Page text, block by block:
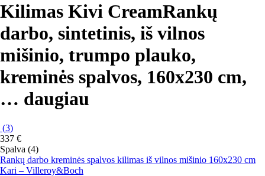
Kilimas Kivi CreamRankų
darbo, sintetinis, iš vilnos
mišinio, trumpo plauko,
kreminės spalvos, 160x230 cm,
… daugiau
(3)
337 €
Spalva (4)
Rankų darbo kreminės spalvos kilimas iš vilnos mišinio 160x230 cm
Kari – Villeroy&Boch